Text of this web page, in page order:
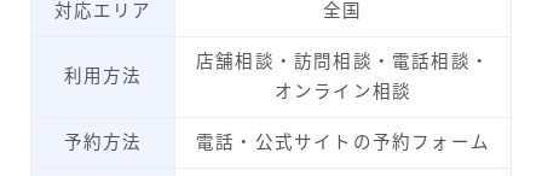
対応エリア 全国
利用方法
店舗相談・訪問相談・電話相談・
オンライン相談
予約方法 電話・公式サイトの予約フォーム